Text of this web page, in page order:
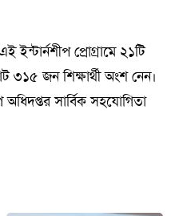
ইন্টার্নশীপ প্রোগ্রামে ২১টি
জন শিক্ষার্থী অংশ নেন।
অধিদপ্তর সার্বিক সহযোগিতা